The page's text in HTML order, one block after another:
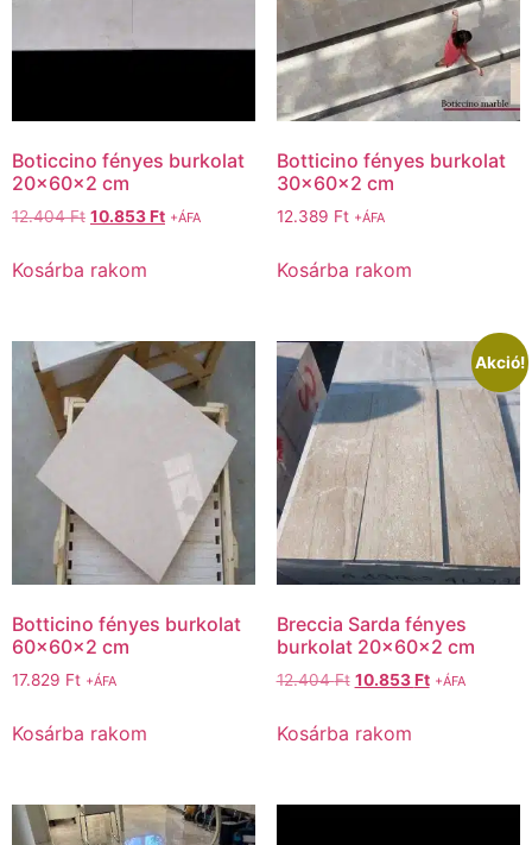
Boticcino fényes burkolat
20x60x2 cm
12.404Ft 10.853Ft +ÁFA
Kosárba rakom
Botticino fényes burkolat
30x60x2 cm
12.389 Ft +ÁFA
Kosárba rakom
Botticino fényes burkolat
60x60x2 cm
17.829 Ft +ÁFA
Kosárba rakom
Akció!
Breccia Sarda fényes
burkolat 20x60x2 cm
12.404Ft 10.853Ft +ÁFA
Kosárba rakom